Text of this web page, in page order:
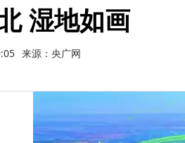
湿地如画
来源：央广网